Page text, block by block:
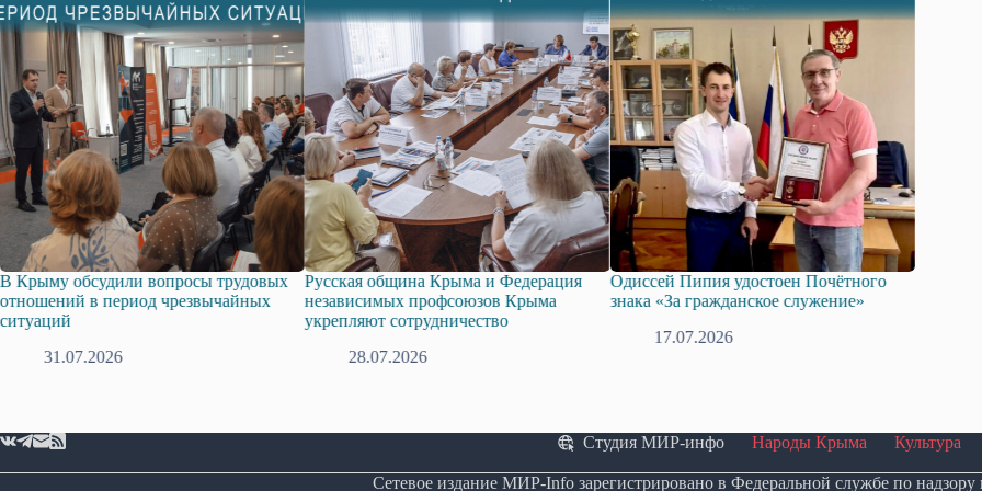
вопросы трудовых
чрезвычайных
Русская община Крыма и Федерация
независимых профсоюзов Крыма
укрепляют сотрудничество
Одиссей Пипия удостоен Почётного
знака «За гражданское служение»
Госдума приняла в
законопроект о
Студия МИР-инфо Народы Крыма Культура
Сетевое издание МИР-Info зарегистрировано в Федеральной службе по